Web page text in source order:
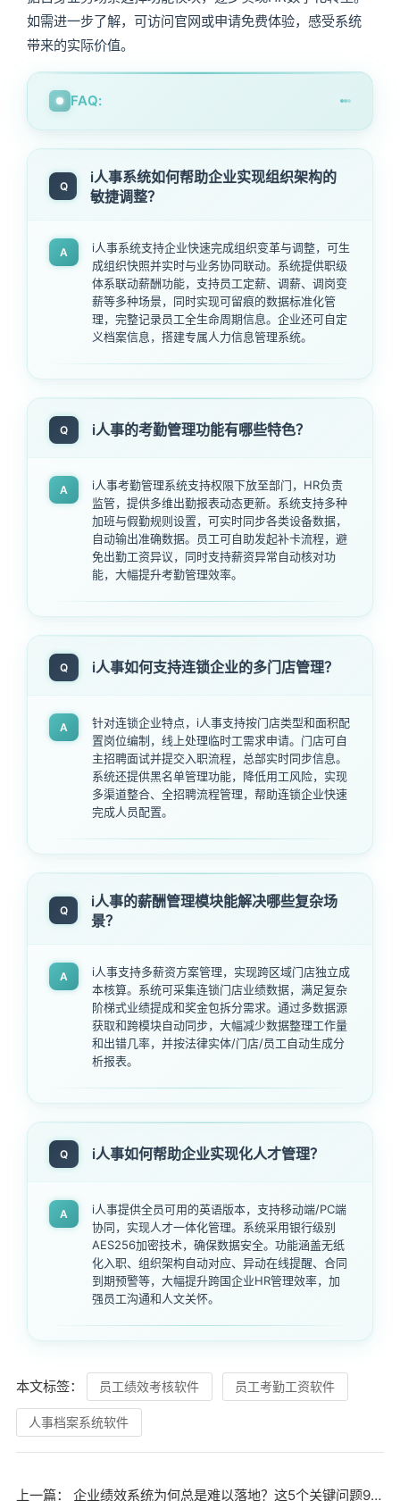
如需进一步了解，可访问官网或申请免费体验，感受系统
带来的实际价值。
FAQ:
Q
i人事系统如何帮助企业实现组织架构的
敏捷调整？
A
i人事系统支持企业快速完成组织变革与调整，可生
成组织快照并实时与业务协同联动。系统提供职级
体系联动薪酬功能，支持员工定薪、调薪、调岗变
薪等多种场景，同时实现可留痕的数据标准化管
理，完整记录员工全生命周期信息。企业还可自定
义档案信息，搭建专属人力信息管理系统。
Q i人事的考勤管理功能有哪些特色？
A
i人事考勤管理系统支持权限下放至部门，HR负责
监管，提供多维出勤报表动态更新。系统支持多种
加班与假勤规则设置，可实时同步各类设备数据，
自动输出准确数据。员工可自助发起补卡流程，避
免出勤工资异议，同时支持薪资异常自动核对功
能，大幅提升考勤管理效率。
Q i人事如何支持连锁企业的多门店管理？
A
针对连锁企业特点，i人事支持按门店类型和面积配
置岗位编制，线上处理临时工需求申请。门店可自
主招聘面试并提交入职流程，总部实时同步信息。
系统还提供黑名单管理功能，降低用工风险，实现
多渠道整合、全招聘流程管理，帮助连锁企业快速
完成人员配置。
Q
i人事的薪酬管理模块能解决哪些复杂场
景？
A
i人事支持多薪资方案管理，实现跨区域门店独立成
本核算。系统可采集连锁门店业绩数据，满足复杂
阶梯式业绩提成和奖金包拆分需求。通过多数据源
获取和跨模块自动同步，大幅减少数据整理工作量
和出错几率，并按法律实体/门店/员工自动生成分
析报表。
Q i人事如何帮助企业实现化人才管理？
A
i人事提供全员可用的英语版本，支持移动端/PC端
协同，实现人才一体化管理。系统采用银行级别
AES256加密技术，确保数据安全。功能涵盖无纸
化入职、组织架构自动对应、异动在线提醒、合同
到期预警等，大幅提升跨国企业HR管理效率，加
强员工沟通和人文关怀。
本文标签： 员工绩效考核软件 员工考勤工资软件
人事档案系统软件
上一篇： 企业绩效系统为何总是难以落地？这5个关键问题90%的HR都忽略了